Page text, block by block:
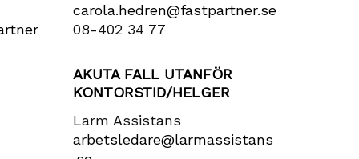
carola​.hedren​@fastpartner​.se
08-402 34 77
AKUTA FALL UTANFÖR
KONTORSTID/HELGER
Larm Assistans
arbetsledare​@larmassistans​